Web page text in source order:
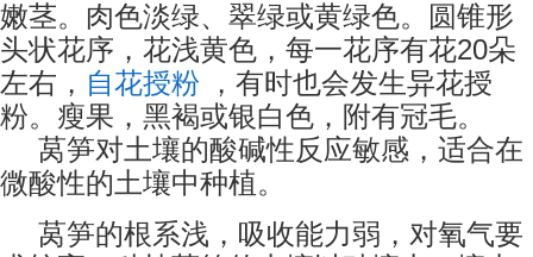
嫩茎。肉色淡绿、翠绿或黄绿色。圆锥形
头状花序，花浅黄色，每一花序有花20朵
左右， 自花授粉
，有时也会发生异花授
粉。瘦果，黑褐或银白色，附有冠毛。
莴笋对土壤的酸碱性反应敏感，适合在
微酸性的土壤中种植。
莴笋的根系浅，吸收能力弱，对氧气要